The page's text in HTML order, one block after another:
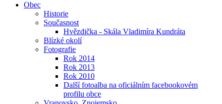
Obec
Historie
Současnost
Hvězdička - Skála Vladimíra Kundráta
Blízké okolí
Fotografie
Rok 2014
Rok 2013
Rok 2010
Další fotoalba na oficiálním facebookovém
profilu obce